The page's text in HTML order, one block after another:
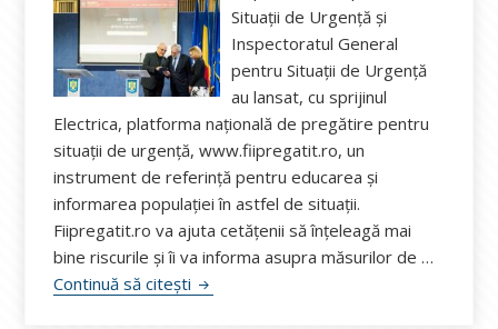
Situații de Urgență și
Inspectoratul General
pentru Situații de Urgență
au lansat, cu sprijinul
Electrica, platforma națională de pregătire pentru
situații de urgență, www.fiipregatit.ro, un
instrument de referință pentru educarea și
informarea populației în astfel de situații.
Fiipregatit.ro va ajuta cetățenii să înțeleagă mai
bine riscurile și îi va informa asupra măsurilor de …
Continuă să citești fiipregatit.ro, platformă dedicată